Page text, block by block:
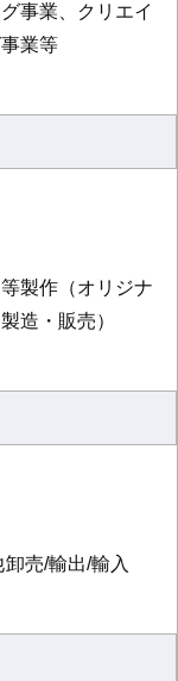
事業、クリエイ
業等
製作（オリジナ
造・販売）
売/輸出/輸入